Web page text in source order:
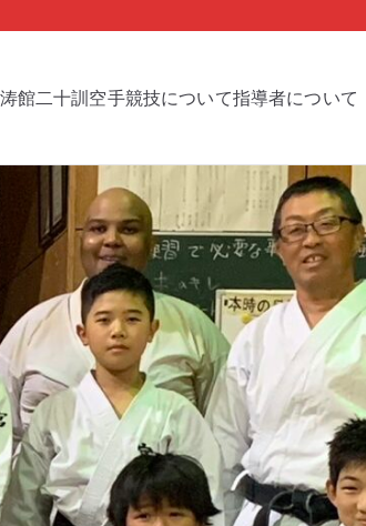
館二十訓 空手競技について指導者について